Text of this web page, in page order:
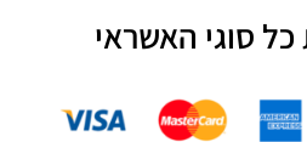
סוגי האשראי